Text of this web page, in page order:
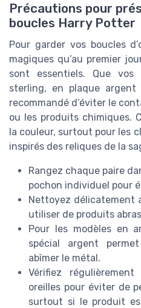
Précautions pour
boucles Harry Potter
Pour garder vos boucles
magiques qu’au premier
sont essentiels. Que
sterling, en plaque
recommandé d’éviter le
ou les produits chimiques.
la couleur, surtout pour les
inspirés des reliques de la
Rangez chaque paire
pochon individuel pour
Nettoyez délicatement
utiliser de produits
Pour les modèles en
spécial argent
abîmer le métal.
Vérifiez
oreilles pour éviter de
surtout si le produit